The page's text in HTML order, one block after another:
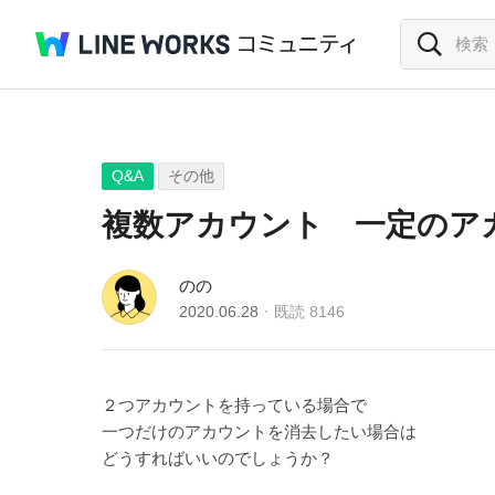
Q&A その他
複数アカウント 一定のア
のの
2020.06.28 既読 8146
２つアカウントを持っている場合で
一つだけのアカウントを消去したい場合は
どうすればいいのでしょうか？